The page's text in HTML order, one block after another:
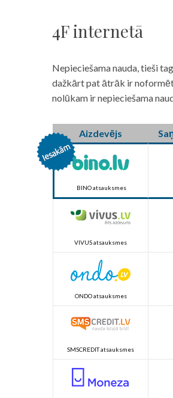
4F internetā
Nepieciešama nauda, tieši
dažkārt pat ātrāk ir
nolūkam ir nepieciešama
Aizdevējs
BINO atsauksmes
VIVUS atsauksmes
ONDO atsauksmes
SMSCREDIT atsauksmes